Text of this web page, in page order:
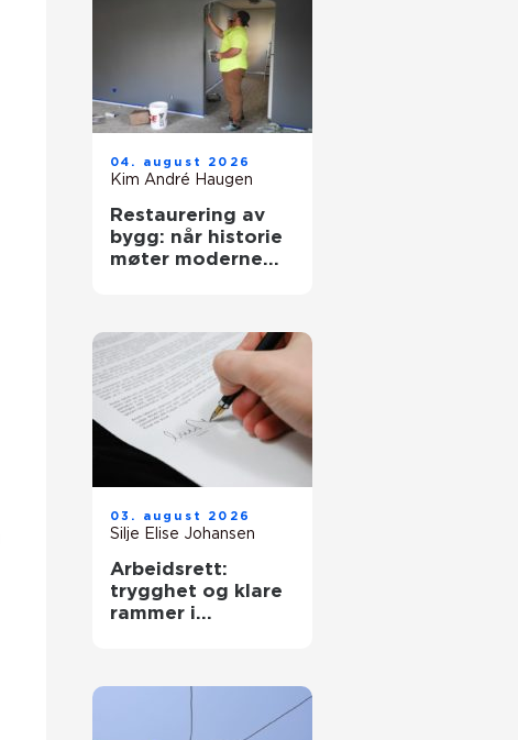
04. august 2026
Kim André Haugen
Restaurering av
bygg: når historie
møter moderne
03. august 2026
Silje Elise Johansen
Arbeidsrett:
trygghet og klare
rammer i